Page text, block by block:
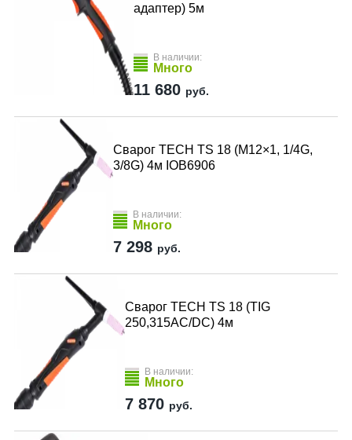
адаптер) 5м
В наличии:
Много
11 680 руб.
Сварог TECH TS 18 (M12×1, 1/4G,
3/8G) 4м IOB6906
В наличии:
Много
7 298 руб.
Сварог TECH TS 18 (TIG
250,315AC/DC) 4м
В наличии:
Много
7 870 руб.